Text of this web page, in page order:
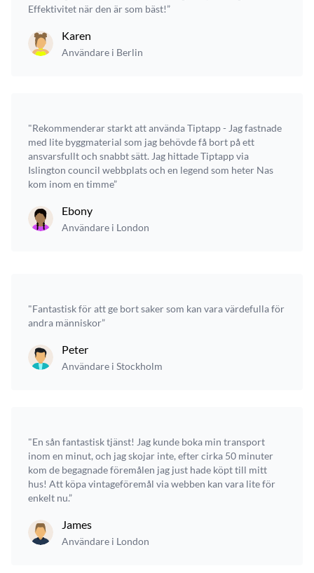
Effektivitet när den är som bäst!”
Karen
Användare i Berlin
"Rekommenderar starkt att använda Tiptapp - Jag fastnade
med lite byggmaterial som jag behövde få bort på ett
ansvarsfullt och snabbt sätt. Jag hittade Tiptapp via
Islington council webbplats och en legend som heter Nas
kom inom en timme”
Ebony
Användare i London
"Fantastisk för att ge bort saker som kan vara värdefulla för
andra människor”
Peter
Användare i Stockholm
"En sån fantastisk tjänst! Jag kunde boka min transport
inom en minut, och jag skojar inte, efter cirka 50 minuter
kom de begagnade föremålen jag just hade köpt till mitt
hus! Att köpa vintageföremål via webben kan vara lite för
enkelt nu.”
James
Användare i London